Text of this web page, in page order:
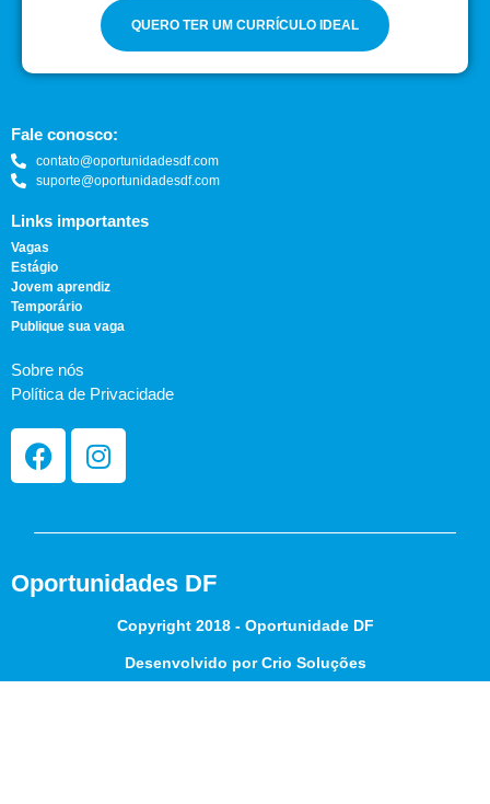
QUERO TER UM CURRÍCULO IDEAL
Fale conosco:
contato@oportunidadesdf.com
suporte@oportunidadesdf.com
Links importantes
Vagas
Estágio
Jovem aprendiz
Temporário
Publique sua vaga
Sobre nós
Política de Privacidade
Oportunidades DF
Copyright 2018 - Oportunidade DF
Desenvolvido por Crio Soluções